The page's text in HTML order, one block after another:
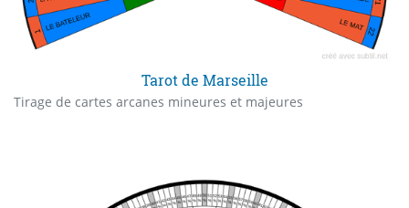
Tarot de Marseille
Tirage de cartes arcanes mineures et majeures